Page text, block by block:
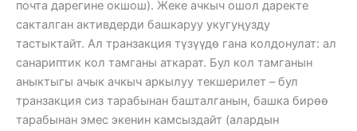
почта дарегине окшош). Жеке ачкыч ошол даректе
сакталган активдерди башкаруу укугуңузду
тастыктайт. Ал транзакция түзүүдө гана колдонулат: ал
санариптик кол тамганы аткарат. Бул кол тамганын
аныктыгы ачык ачкыч аркылуу текшерилет – бул
транзакция сиз тарабынан башталганын, башка бирөө
тарабынан эмес экенин камсыздайт (алардын